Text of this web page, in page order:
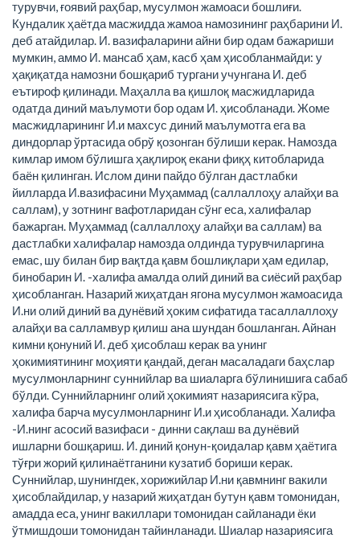
турувчи, ғоявий раҳбар, мусулмон жамоаси бошлиғи.
Кундалик ҳаётда масжидда жамоа намозининг раҳбарини И.
деб атайдилар. И. вазифаларини айни бир одам бажариши
мумкин, аммо И. мансаб ҳам, касб ҳам ҳисобланмайди: у
ҳақиқатда намозни бошқариб тургани учунгана И. деб
еътироф қилинади. Маҳалла ва қишлоқ масжидларида
одатда диний маълумоти бор одам И. ҳисобланади. Жоме
масжидларининг И.и махсус диний маълумотга ега ва
диндорлар ўртасида обрў қозонган бўлиши керак. Намозда
кимлар имом бўлишга ҳақлироқ екани фиқҳ китобларида
баён қилинган. Ислом дини пайдо бўлган дастлабки
йилларда И.вазифасини Муҳаммад (саллаллоҳу алайҳи ва
саллам), у зотнинг вафотларидан сўнг еса, халифалар
бажарган. Муҳаммад (саллаллоҳу алайҳи ва саллам) ва
дастлабки халифалар намозда олдинда турувчиларгина
емас, шу билан бир вақтда қавм бошлиқлари ҳам едилар,
бинобарин И. -халифа амалда олий диний ва сиёсий раҳбар
ҳисобланган. Назарий жиҳатдан ягона мусулмон жамоасида
И.ни олий диний ва дунёвий ҳоким сифатида тасаллаллоҳу
алайҳи ва салламвур қилиш ана шундан бошланган. Айнан
кимни қонуний И. деб ҳисоблаш керак ва унинг
ҳокимиятининг моҳияти қандай, деган масаладаги баҳслар
мусулмонларнинг суннийлар ва шиаларга бўлинишига сабаб
бўлди. Суннийларнинг олий ҳокимият назариясига кўра,
халифа барча мусулмонларнинг И.и ҳисобланади. Халифа
-И.нинг асосий вазифаси - динни сақлаш ва дунёвий
ишларни бошқариш. И. диний қонун-қоидалар қавм ҳаётига
тўғри жорий қилинаётганини кузатиб бориши керак.
Суннийлар, шунингдек, хорижийлар И.ни қавмнинг вакили
ҳисоблайдилар, у назарий жиҳатдан бутун қавм томонидан,
амадда еса, унинг вакиллари томонидан сайланади ёки
ўтмишдоши томонидан тайинланади. Шиалар назариясига